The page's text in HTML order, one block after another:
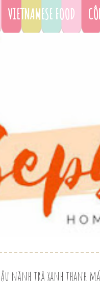
VIETNAMESE FOOD
nành trà xanh thanh